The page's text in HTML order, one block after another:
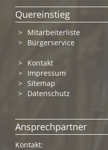
Quereinstieg
Mitarbeiterliste
Bürgerservice
Kontakt
Impressum
Sitemap
Datenschutz
Ansprechpartner
Kontakt: